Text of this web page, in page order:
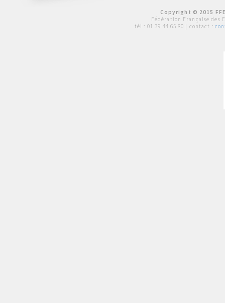
Copyright © 2015
Fédération Française des
tél : 01 39 44 65 80 | contact :